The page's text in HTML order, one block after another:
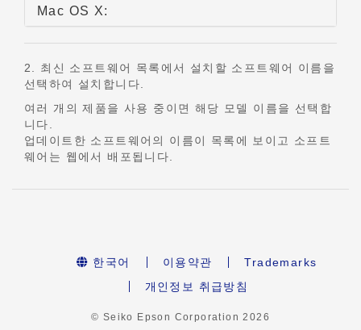
Mac OS X:
2. 최신 소프트웨어 목록에서 설치할 소프트웨어 이름을
선택하여 설치합니다.
여러 개의 제품을 사용 중이면 해당 모델 이름을 선택합
니다.
업데이트한 소프트웨어의 이름이 목록에 보이고 소프트
웨어는 웹에서 배포됩니다.
한국어 이용약관
Trademarks
개인정보 취급방침
© Seiko Epson Corporation2026